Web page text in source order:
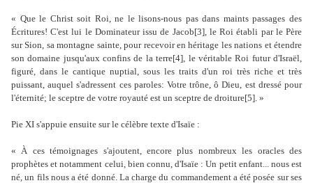
« Que le Christ soit Roi, ne le lisons-nous pas dans maints passages des
Écritures! C'est lui le Dominateur issu de Jacob[3], le Roi établi par le Père
sur Sion, sa montagne sainte, pour recevoir en héritage les nations et étendre
son domaine jusqu'aux confins de la terre[4], le véritable Roi futur d'Israël,
figuré, dans le cantique nuptial, sous les traits d'un roi très riche et très
puissant, auquel s'adressent ces paroles: Votre trône, ô Dieu, est dressé pour
l'éternité; le sceptre de votre royauté est un sceptre de droiture[5]. »
Pie XI s'appuie ensuite sur le célèbre texte d'Isaïe :
« À ces témoignages s'ajoutent, encore plus nombreux les oracles des
prophètes et notamment celui, bien connu, d'Isaïe : Un petit enfant... nous est
né, un fils nous a été donné. La charge du commandement a été posée sur ses